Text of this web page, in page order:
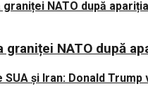
graniței NATO după